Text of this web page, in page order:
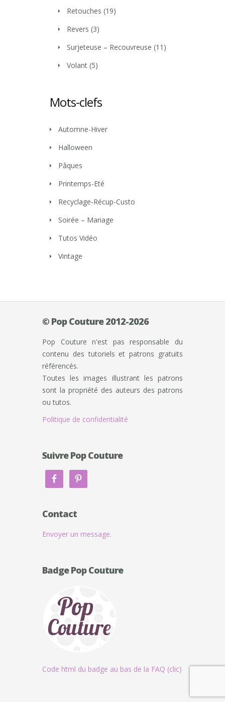
Retouches (19)
Revers (3)
Surjeteuse – Recouvreuse (11)
Volant (5)
Mots-clefs
Automne-Hiver
Halloween
Pâques
Printemps-Eté
Recyclage-Récup-Custo
Soirée – Mariage
Tutos Vidéo
Vintage
© Pop Couture 2012-2026
Pop Couture n'est pas responsable du
contenu des tutoriels et patrons gratuits
référencés.
Toutes les images illustrant les patrons
sont la propriété des auteurs des patrons
ou tutos.
Politique de confidentialité
Suivre Pop Couture
Contact
Envoyer un message.
Badge Pop Couture
Code html du badge au bas de la FAQ (clic)